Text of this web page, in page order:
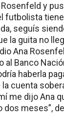
y
futbolista
seguís
la guita no
Ana
al Banco
haberla
cuenta
me dijo Ana
dos meses”,